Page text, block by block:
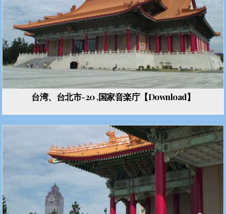
台湾、台北市-20 ,国家音楽庁【Download】